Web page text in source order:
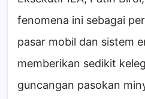
fenomena ini sebagai
pasar mobil dan sistem
memberikan sedikit
guncangan pasokan